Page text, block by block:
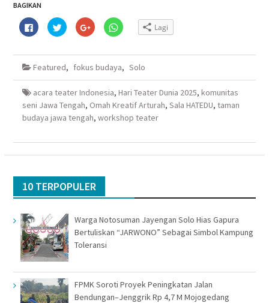
BAGIKAN
Klik
untuk
membagikan
Facebook(Membuka
jendela
baru)
Klik
untuk
berbagi
Twitter(Membuka
jendela
baru)
Klik
untuk
berbagi
Google+
di
jendela
yang
baru)
Klik
untuk
WhatsApp(Membuka
jendela
baru)
Lagi
Featured, fokus budaya, Solo
acara teater Indonesia, Hari Teater Dunia 2025, komunitas
seni Jawa Tengah, Omah Kreatif Arturah, Sala HATEDU, taman
budaya jawa tengah, workshop teater
10 TERPOPULER
Warga Notosuman Jayengan Solo Hias Gapura
Bertuliskan “JARWONO” Sebagai Simbol Kampung
Toleransi
FPMK Soroti Proyek Peningkatan Jalan
Bendungan–Jenggrik Rp 4,7 M Mojogedang